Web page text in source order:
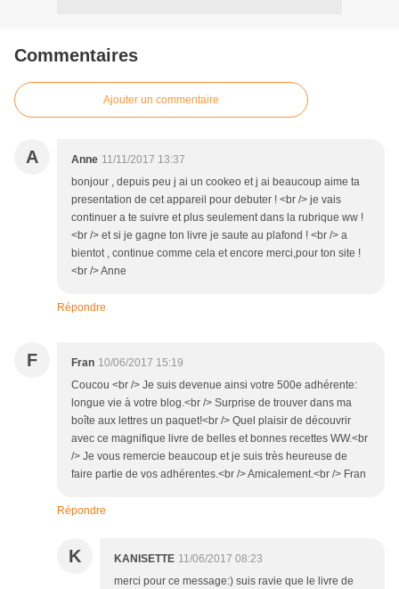
Commentaires
Ajouter un commentaire
A Anne 11/11/2017 13:37
bonjour , depuis peu j ai un cookeo et j ai beaucoup aime ta
presentation de cet appareil pour debuter ! <br /> je vais
continuer a te suivre et plus seulement dans la rubrique ww !
<br /> et si je gagne ton livre je saute au plafond ! <br /> a
bientot , continue comme cela et encore merci,pour ton site !
<br /> Anne
Répondre
F Fran 10/06/2017 15:19
Coucou <br /> Je suis devenue ainsi votre 500e adhérente:
longue vie à votre blog.<br /> Surprise de trouver dans ma
boîte aux lettres un paquet!<br /> Quel plaisir de découvrir
avec ce magnifique livre de belles et bonnes recettes WW.<br
/> Je vous remercie beaucoup et je suis très heureuse de
faire partie de vos adhérentes.<br /> Amicalement.<br /> Fran
Répondre
K KANISETTE 11/06/2017 08:23
merci pour ce message:) suis ravie que le livre de